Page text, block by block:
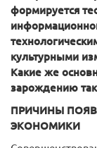
формируется
культурными
Какие же
зарождению
ПРИЧИНЫ
ЭКОНОМИКИ